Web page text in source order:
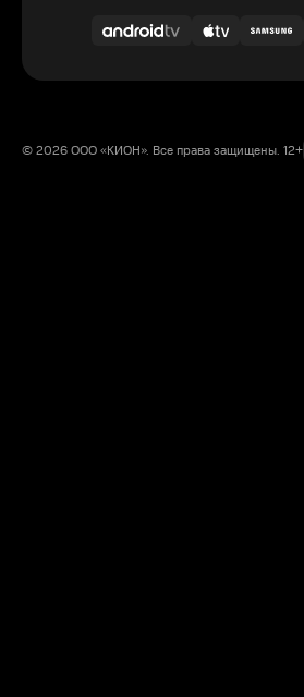
© 2026 ООО «КИОН». Все права защищены. 12+